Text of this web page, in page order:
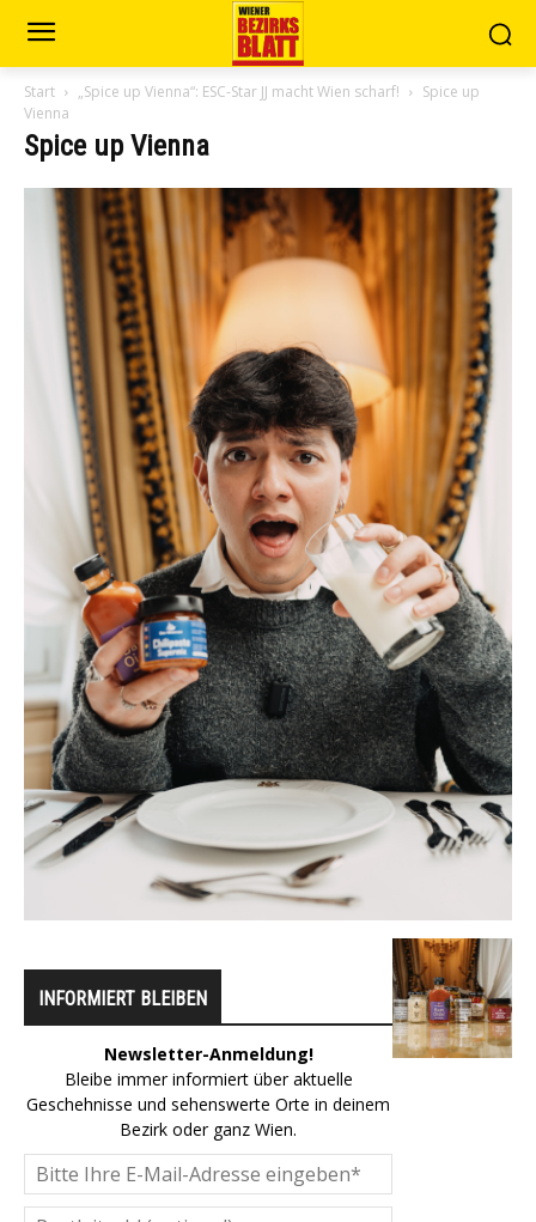
Start „Spice up Vienna“: ESC-Star JJ macht Wien scharf!
Spice up
Vienna
Spice up Vienna
INFORMIERT BLEIBEN
Newsletter-Anmeldung!
Bleibe immer informiert über aktuelle
Geschehnisse und sehenswerte Orte in deinem
Bezirk oder ganz Wien.